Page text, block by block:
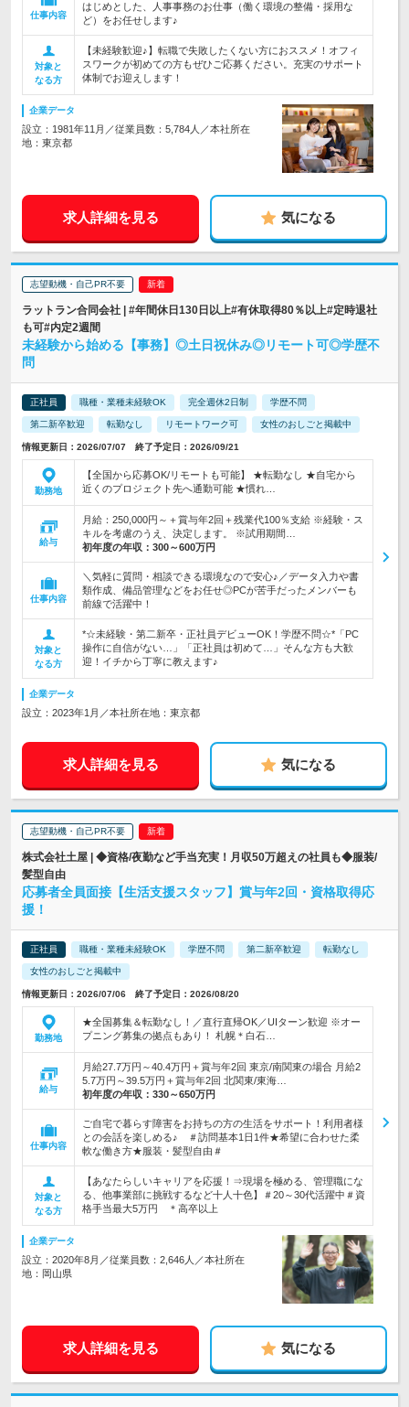
仕事内容
はじめとした、人事事務のお仕事（働く環境の整備・採用な
ど）をお任せします♪
対象と
なる方
【未経験歓迎♪】転職で失敗したくない方におススメ！オフィ
スワークが初めての方もぜひご応募ください。充実のサポート
体制でお迎えします！
企業データ
設立：1981年11月／従業員数：5,784人／本社所在
地：東京都
求人詳細を見る 気になる
志望動機・自己PR不要
ラットラン合同会社 | #年間休日130日以上#有休取得80％以上#定時退社
も可#内定2週間
未経験から始める【事務】◎土日祝休み◎リモート可◎学歴不
問
正社員 職種・業種未経験OK 完全週休2日制 学歴不問
第二新卒歓迎 転勤なし リモートワーク可 女性のおしごと掲載中
情報更新日：2026/07/07 終了予定日：2026/09/21
勤務地
【全国から応募OK/リモートも可能】 ★転勤なし ★自宅から
近くのプロジェクト先へ通勤可能 ★慣れ…
給与
月給：250,000円～＋賞与年2回＋残業代100％支給 ※経験・ス
キルを考慮のうえ、決定します。 ※試用期間…
初年度の年収： 300～600万円
仕事内容
＼気軽に質問・相談できる環境なので安心♪／データ入力や書
類作成、備品管理などをお任せ◎PCが苦手だったメンバーも
前線で活躍中！
対象と
なる方
*☆未経験・第二新卒・正社員デビューOK！学歴不問☆*「PC
操作に自信がない…」「正社員は初めて…」そんな方も大歓
迎！イチから丁寧に教えます♪
企業データ
設立：2023年1月／本社所在地：東京都
求人詳細を見る 気になる
志望動機・自己PR不要
株式会社土屋 | ◆資格/夜勤など手当充実！月収50万超えの社員も◆服装/
髪型自由
応募者全員面接【生活支援スタッフ】賞与年2回・資格取得応
援！
正社員 職種・業種未経験OK 学歴不問 第二新卒歓迎 転勤なし
女性のおしごと掲載中
情報更新日：2026/07/06 終了予定日：2026/08/20
勤務地
★全国募集＆転勤なし！／直行直帰OK／UIターン歓迎 ※オー
プニング募集の拠点もあり！ 札幌＊白石…
給与
月給27.7万円～40.4万円＋賞与年2回 東京/南関東の場合 月給2
5.7万円～39.5万円＋賞与年2回 北関東/東海…
初年度の年収： 330～650万円
仕事内容
ご自宅で暮らす障害をお持ちの方の生活をサポート！利用者様
との会話を楽しめる♪ ＃訪問基本1日1件★希望に合わせた柔
軟な働き方★服装・髪型自由＃
対象と
なる方
【あなたらしいキャリアを応援！⇒現場を極める、管理職にな
る、他事業部に挑戦するなど十人十色】＃20～30代活躍中＃資
格手当最大5万円 ＊高卒以上
企業データ
設立：2020年8月／従業員数：2,646人／本社所在
地：岡山県
求人詳細を見る 気になる